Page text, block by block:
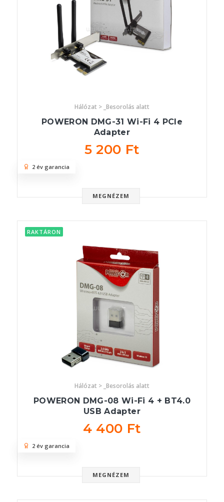
Hálózat > _Besorolás alatt
POWERON DMG-31 Wi-Fi 4 PCIe
Adapter
5 200 Ft
MEGNÉZEM
2 év garancia
RAKTÁRON
Hálózat > _Besorolás alatt
POWERON DMG-08 Wi-Fi 4 + BT4.0
USB Adapter
4 400 Ft
MEGNÉZEM
2 év garancia